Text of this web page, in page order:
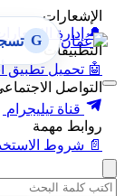
الإشعارات
🔔 إدارة الإشعارات
التطبيقات
🤖 تحميل تطبيق
التواصل
قناة تيليجرام
روابط مهمة
📄 شروط
G